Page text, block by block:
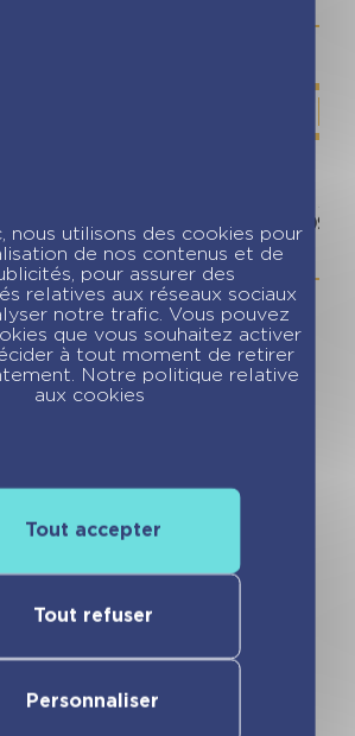
€
nous utilisons des cookies pour
de nos contenus et de
pour assurer des
relatives aux réseaux sociaux
notre trafic. Vous pouvez
que vous souhaitez activer
à tout moment de retirer
Notre politique relative
aux cookies
Tout accepter
Tout refuser
Personnaliser